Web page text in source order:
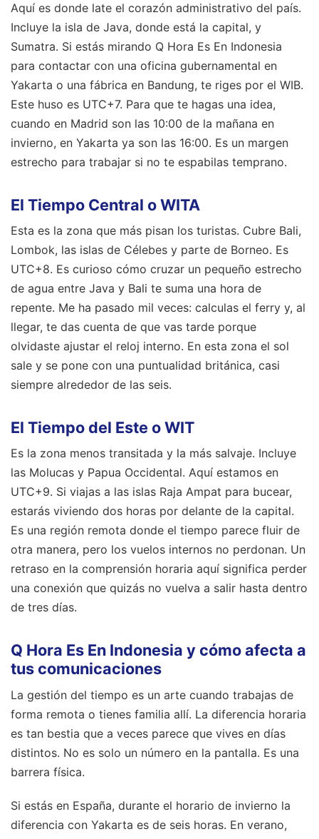
Aquí es donde late el corazón administrativo del país.
Incluye la isla de Java, donde está la capital, y
Sumatra. Si estás mirando Q Hora Es En Indonesia
para contactar con una oficina gubernamental en
Yakarta o una fábrica en Bandung, te riges por el WIB.
Este huso es UTC+7. Para que te hagas una idea,
cuando en Madrid son las 10:00 de la mañana en
invierno, en Yakarta ya son las 16:00. Es un margen
estrecho para trabajar si no te espabilas temprano.
El Tiempo Central o WITA
Esta es la zona que más pisan los turistas. Cubre Bali,
Lombok, las islas de Célebes y parte de Borneo. Es
UTC+8. Es curioso cómo cruzar un pequeño estrecho
de agua entre Java y Bali te suma una hora de
repente. Me ha pasado mil veces: calculas el ferry y, al
llegar, te das cuenta de que vas tarde porque
olvidaste ajustar el reloj interno. En esta zona el sol
sale y se pone con una puntualidad británica, casi
siempre alrededor de las seis.
El Tiempo del Este o WIT
Es la zona menos transitada y la más salvaje. Incluye
las Molucas y Papua Occidental. Aquí estamos en
UTC+9. Si viajas a las islas Raja Ampat para bucear,
estarás viviendo dos horas por delante de la capital.
Es una región remota donde el tiempo parece fluir de
otra manera, pero los vuelos internos no perdonan. Un
retraso en la comprensión horaria aquí significa perder
una conexión que quizás no vuelva a salir hasta dentro
de tres días.
Q Hora Es En Indonesia y cómo afecta a
tus comunicaciones
La gestión del tiempo es un arte cuando trabajas de
forma remota o tienes familia allí. La diferencia horaria
es tan bestia que a veces parece que vives en días
distintos. No es solo un número en la pantalla. Es una
barrera física.
Si estás en España, durante el horario de invierno la
diferencia con Yakarta es de seis horas. En verano,